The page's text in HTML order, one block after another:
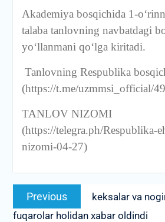
Akademiya bosqichida 1-
talaba tanlovning navbatdagi
yo‘llanmani qo‘lga kiritadi.
Tanlovning Respublika
(https://t.me/uzmmsi_official/
TANLOV NIZOMI
(https://telegra.ph/Respublika-
nizomi-04-27)
Post
menyusi
Previous
Previous
post:
keksalar va
fuqarolar holidan xabar oldindi